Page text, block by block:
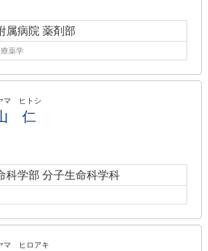
属病院 薬剤部
薬学
マ ヒトシ
仁
科学部 分子生命科学科
マ ヒロアキ